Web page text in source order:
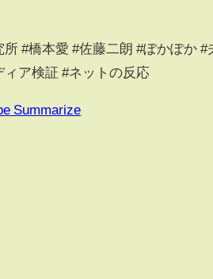
#橋本愛 #佐藤二朗 #ぽかぽか
ィア検証 #ネットの反応
Summarize